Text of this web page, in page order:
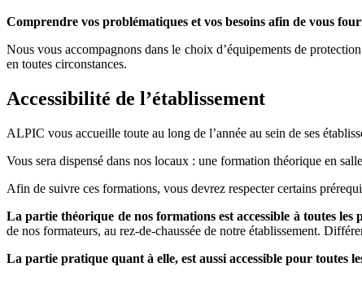
Comprendre vos problématiques et vos besoins afin de vous
Nous vous accompagnons dans le choix d’équipements de
en toutes circonstances.
Accessibilité de l’établissement
ALPIC vous accueille toute au long de l’année au sein de ses
Vous sera dispensé dans nos locaux : une formation théorique en
Afin de suivre ces formations, vous devrez respecter certains
La partie théorique de nos formations est accessible à toutes
de nos formateurs, au rez-de-chaussée de notre établissement.
La partie pratique quant à elle, est aussi accessible pour toutes